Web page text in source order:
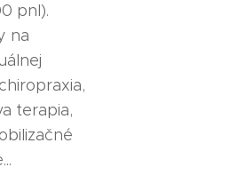
pnl).
na
terapia,